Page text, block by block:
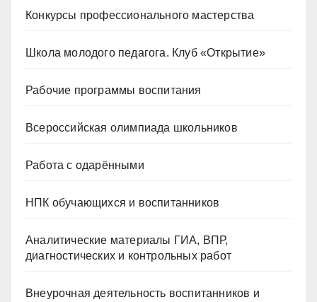
Конкурсы профессионального мастерства
Школа молодого педагога. Клуб «Открытие»
Рабочие программы воспитания
Всероссийская олимпиада школьников
Работа с одарёнными
НПК обучающихся и воспитанников
Аналитические материалы ГИА, ВПР,
диагностических и контрольных работ
Внеурочная деятельность воспитанников и